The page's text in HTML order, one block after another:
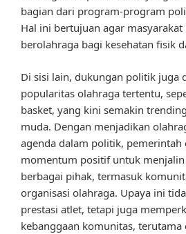
bagian dari program-program
Hal ini bertujuan agar
berolahraga bagi kesehatan fisik
Di sisi lain, dukungan politik juga
popularitas olahraga tertentu,
basket, yang kini semakin
muda. Dengan menjadikan
agenda dalam politik, pemerintah
momentum positif untuk
berbagai pihak, termasuk
organisasi olahraga. Upaya ini
prestasi atlet, tetapi juga
kebanggaan komunitas, terutama